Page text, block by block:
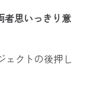
者思いっきり意
ェクトの後押し